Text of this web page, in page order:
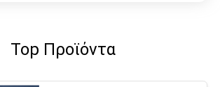
Top Προϊόντα